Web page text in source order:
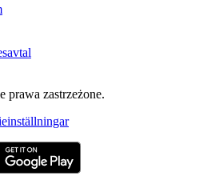
zastrzeżone.